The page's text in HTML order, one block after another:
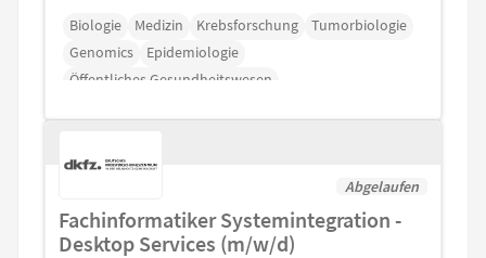
Biologie Medizin Krebsforschung
Tumorbiologie
Genomics
Epidemiologie
Öffentliches Gesundheitswesen
Abgelaufen
Fachinformatiker Systemintegration -
Desktop Services (m/w/d)